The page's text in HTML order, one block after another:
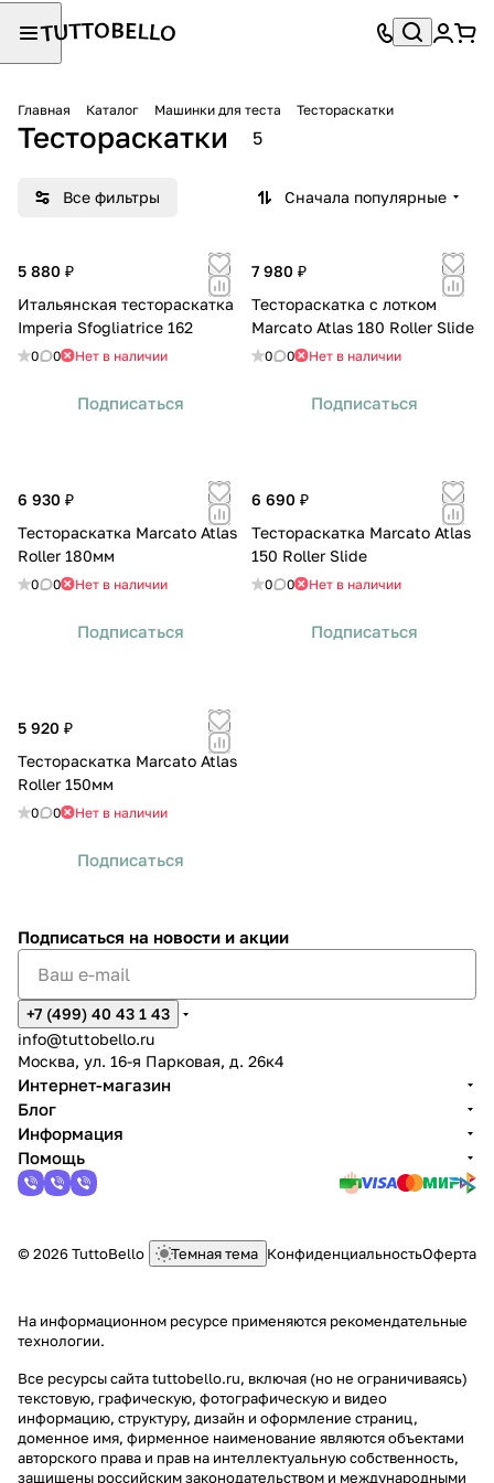
Главная Каталог Машинки для теста Тестораскатки
Тестораскатки 5
Все фильтры Сначала популярные
5 880 ₽
Итальянская тестораскатка
Imperia Sfogliatrice 162
0 0 Нет в наличии
Подписаться
7 980 ₽
Тестораскатка с лотком
Marcato Atlas 180 Roller Slide
0 0 Нет в наличии
Подписаться
6 930 ₽
Тестораскатка Marcato Atlas
Roller 180мм
0 0 Нет в наличии
Подписаться
6 690 ₽
Тестораскатка Marcato Atlas
150 Roller Slide
0 0 Нет в наличии
Подписаться
5 920 ₽
Тестораскатка Marcato Atlas
Roller 150мм
0 0 Нет в наличии
Подписаться
Подписаться на новости и акции
+7 (499) 40 43 1 43
info@tuttobello.ru
Москва, ул. 16-я Парковая, д. 26к4
Интернет-магазин
Блог
Информация
Помощь
© 2026 TuttoBello Темная тема КонфиденциальностьОферта
На информационном ресурсе применяются рекомендательные
технологии.
Все ресурсы сайта tuttobello.ru, включая (но не ограничиваясь)
текстовую, графическую, фотографическую и видео
информацию, структуру, дизайн и оформление страниц,
доменное имя, фирменное наименование являются объектами
авторского права и прав на интеллектуальную собственность,
защищены российским законодательством и международными